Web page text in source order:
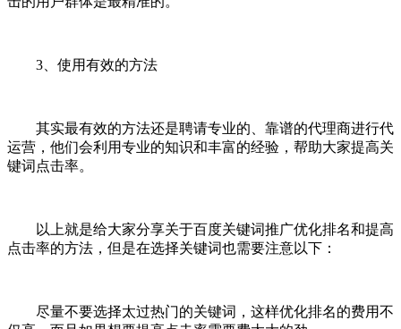
3、使用有效的方法
其实最有效的方法还是聘请专业的、靠谱的代理商进行代
运营，他们会利用专业的知识和丰富的经验，帮助大家提高关
键词点击率。
以上就是给大家分享关于百度关键词推广优化排名和提高
点击率的方法，但是在选择关键词也需要注意以下：
尽量不要选择太过热门的关键词，这样优化排名的费用不